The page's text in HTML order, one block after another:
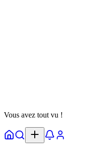
Vous avez tout vu !
AccueilExplorer Notifs